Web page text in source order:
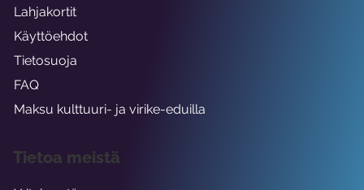
Lahjakortit
Käyttöehdot
Tietosuoja
FAQ
Maksu kulttuuri- ja virike-eduilla
Tietoa meistä